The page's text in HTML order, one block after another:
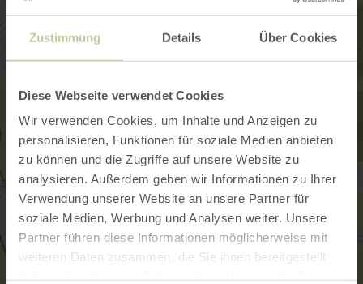
Zustimmung Details Über Cookies
Diese Webseite verwendet Cookies
Wir verwenden Cookies, um Inhalte und Anzeigen zu
personalisieren, Funktionen für soziale Medien anbieten
zu können und die Zugriffe auf unsere Website zu
analysieren. Außerdem geben wir Informationen zu Ihrer
Verwendung unserer Website an unsere Partner für
soziale Medien, Werbung und Analysen weiter. Unsere
Partner führen diese Informationen möglicherweise mit
weiteren Daten zusammen, die Sie ihnen bereitgestellt